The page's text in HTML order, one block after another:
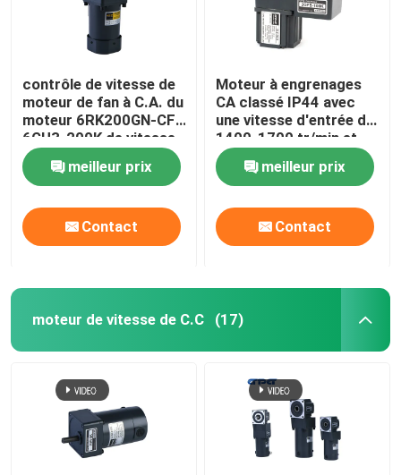
contrôle de vitesse de
moteur de fan à C.A. du
moteur 6RK200GN-CF
6GU3-200K de vitesse
à C.A. 200W de 104mm
meilleur prix
Contact
Moteur à engrenages
CA classé IP44 avec
une vitesse d'entrée de
1400-1700 tr/min et
une résistance à
l'isolation de 100 MΩ
min
meilleur prix
Contact
moteur de vitesse de C.C (17)